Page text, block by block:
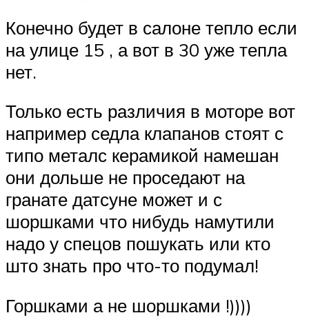
Конечно будет в салоне тепло если
на улице 15 , а вот в 30 уже тепла
нет.
Только есть различия в моторе вот
например седла клапанов стоят с
типо металс керамикой намешан
они дольше не проседают на
гранате датсуне может и с
шоршками что нибудь намутили
надо у спецов пошукать или кто
што знать про что-то подумал!
Горшками а не шоршками !))))